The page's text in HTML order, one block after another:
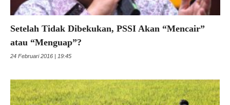
Setelah Tidak Dibekukan, PSSI Akan “Mencair”
atau “Menguap”?
24 Februari 2016 | 19:45